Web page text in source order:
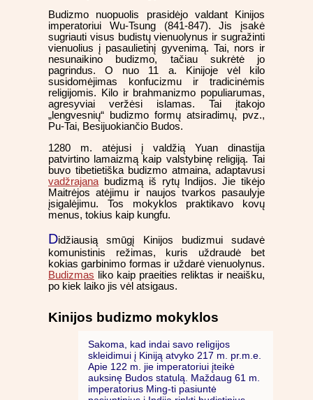
Budizmo nuopuolis prasidėjo valdant Kinijos
imperatoriui Wu-Tsung (841-847). Jis įsakė
sugriauti visus budistų vienuolynus ir sugražinti
vienuolius į pasaulietinį gyvenimą. Tai, nors ir
nesunaikino budizmo, tačiau sukrėtė jo
pagrindus. O nuo 11 a. Kinijoje vėl kilo
susidomėjimas konfucizmu ir tradicinėmis
religijomis. Kilo ir brahmanizmo populiarumas,
agresyviai veržėsi islamas. Tai įtakojo
„lengvesnių“ budizmo formų atsiradimų, pvz.,
Pu-Tai, Besijuokiančio Budos.
1280 m. atėjusi į valdžią Yuan dinastija
patvirtino lamaizmą kaip valstybinę religiją. Tai
buvo tibetietiška budizmo atmaina, adaptavusi
vadžrajana budizmą iš rytų Indijos. Jie tikėjo
Maitrėjos atėjimu ir naujos tvarkos pasaulyje
įsigalėjimu. Tos mokyklos praktikavo kovų
menus, tokius kaip kungfu.
Didžiausią smūgį Kinijos budizmui sudavė
komunistinis režimas, kuris uždraudė bet
kokias garbinimo formas ir uždarė vienuolynus.
Budizmas liko kaip praeities reliktas ir neaišku,
po kiek laiko jis vėl atsigaus.
Kinijos budizmo mokyklos
Sakoma, kad indai savo religijos
skleidimui į Kiniją atvyko 217 m. pr.m.e.
Apie 122 m. jie imperatoriui įteikė
auksinę Budos statulą. Maždaug 61 m.
imperatorius Ming-ti pasiuntė